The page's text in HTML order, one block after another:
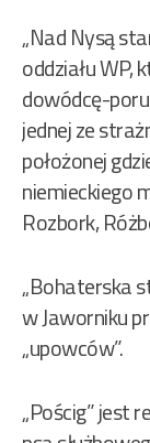
„Nad Nysą
oddziału WP,
dowódcę-
jednej ze
położonej
niemieckiego
Rozbork,
„Bohaterska
w Jaworniku
„upowców”.
„Pościg” jest